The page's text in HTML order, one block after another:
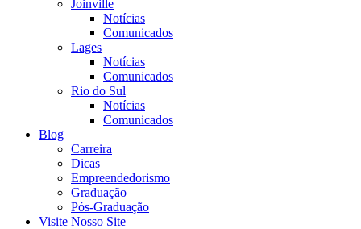
Joinville
Notícias
Comunicados
Lages
Notícias
Comunicados
Rio do Sul
Notícias
Comunicados
Blog
Carreira
Dicas
Empreendedorismo
Graduação
Pós-Graduação
Visite Nosso Site